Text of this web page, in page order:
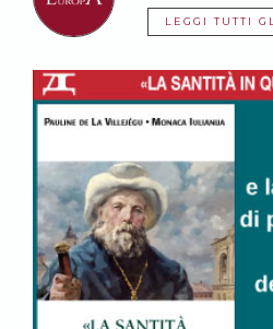
LEGGI TUTTI